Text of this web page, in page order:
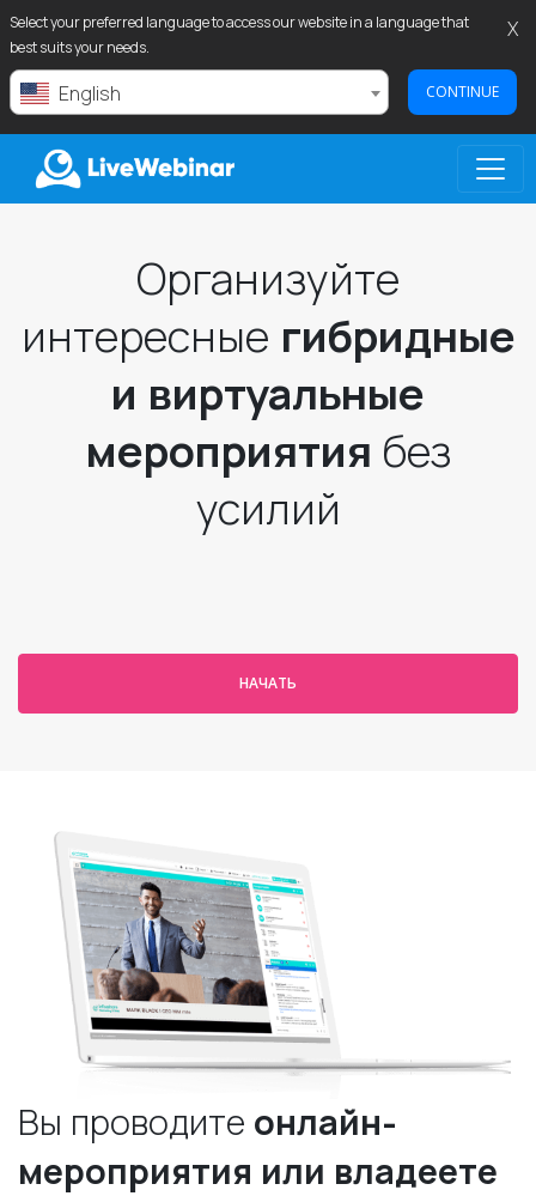
Select your preferred language to access our website in a language that
best suits your needs.
English CONTINUE
X
LIVEWEBINAR.COMОрганизуйте
интересные гибридные
и виртуальные
мероприятия без
усилий
НАЧАТЬ
Вы проводите онлайн-
мероприятия или владеете